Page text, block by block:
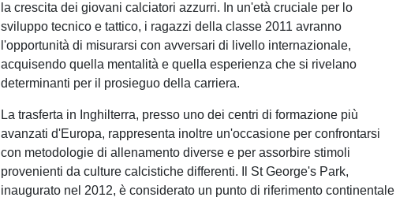
la crescita dei giovani calciatori azzurri. In un'età cruciale per lo
sviluppo tecnico e tattico, i ragazzi della classe 2011 avranno
l'opportunità di misurarsi con avversari di livello internazionale,
acquisendo quella mentalità e quella esperienza che si rivelano
determinanti per il prosieguo della carriera.
La trasferta in Inghilterra, presso uno dei centri di formazione più
avanzati d'Europa, rappresenta inoltre un'occasione per confrontarsi
con metodologie di allenamento diverse e per assorbire stimoli
provenienti da culture calcistiche differenti. Il St George's Park,
inaugurato nel 2012, è considerato un punto di riferimento continentale